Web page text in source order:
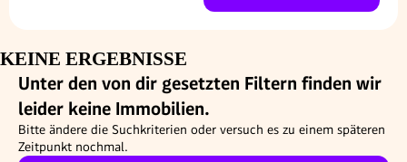
KEINE ERGEBNISSE
Unter den von dir gesetzten Filtern finden wir
leider keine Immobilien.
Bitte ändere die Suchkriterien oder versuch es zu einem späteren
Zeitpunkt nochmal.